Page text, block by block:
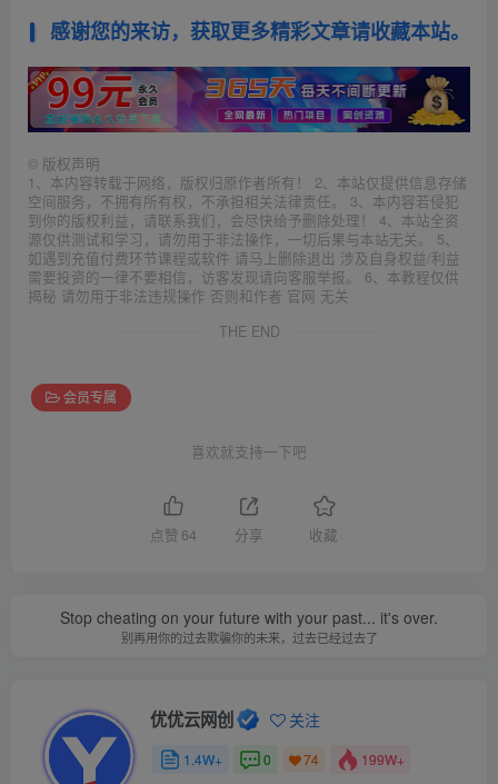
感谢您的来访，获取更多精彩文章请收藏本站。
© 版权声明
1、本内容转载于网络，版权归原作者所有！ 2、本站仅提供信息存储
空间服务，不拥有所有权，不承担相关法律责任。 3、本内容若侵犯
到你的版权利益，请联系我们，会尽快给予删除处理！ 4、本站全资
源仅供测试和学习，请勿用于非法操作，一切后果与本站无关。 5、
如遇到充值付费环节课程或软件 请马上删除退出 涉及自身权益/利益
需要投资的一律不要相信，访客发现请向客服举报。 6、本教程仅供
揭秘 请勿用于非法违规操作 否则和作者 官网 无关
THE END
会员专属
喜欢就支持一下吧
点赞 64 分享 收藏
Stop cheating on your future with your past... it's over.
别再用你的过去欺骗你的未来，过去已经过去了
优优云网创 关注
1.4W+ 0 74 199W+